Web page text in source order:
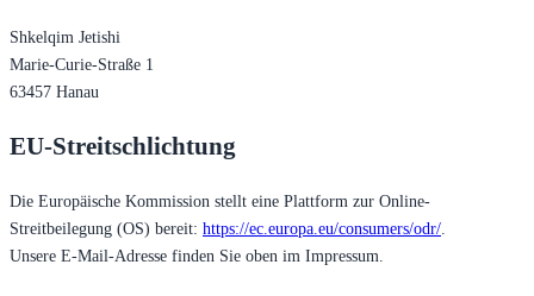
Shkelqim Jetishi
Marie-Curie-Straße 1
63457 Hanau
EU-Streitschlichtung
Die Europäische Kommission stellt eine Plattform zur Online-
Streitbeilegung (OS) bereit: https://ec.europa.eu/consumers/odr/
Unsere E-Mail-Adresse finden Sie oben im Impressum.